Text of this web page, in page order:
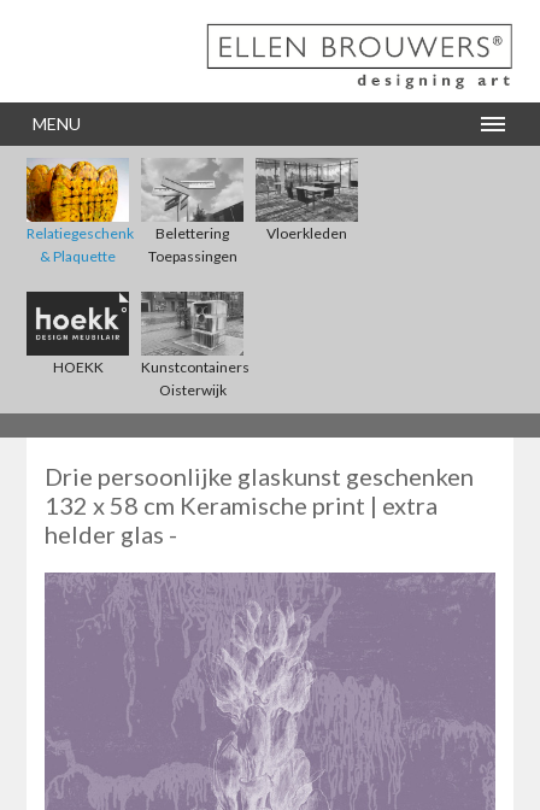
MENU
Relatiegeschenk
& Plaquette
Belettering
Toepassingen
Vloerkleden
HOEKK
Kunstcontainers
Oisterwijk
Drie persoonlijke glaskunst geschenken
132 x 58 cm Keramische print | extra
helder glas -